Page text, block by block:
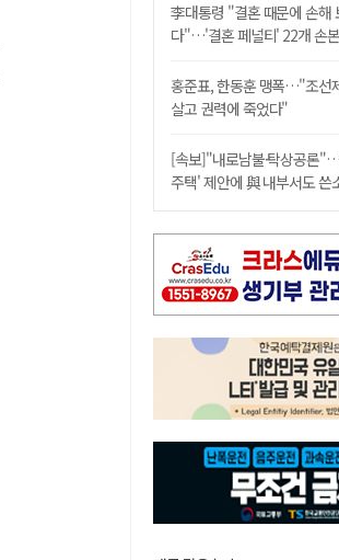
李대통령 "결혼 때문에 손해
다"…'결혼 페널티' 22개 손
홍준표, 한동훈 맹폭…"조선
살고 권력에 죽었다"
[속보]"내로남불·탁상공론
주택' 제안에 與 내부서도 쓴